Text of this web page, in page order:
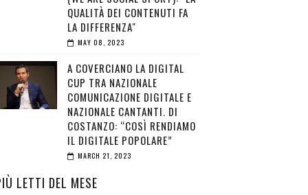
QUALITÀ DEI CONTENUTI FA
LA DIFFERENZA"
MAY 08, 2023
A COVERCIANO LA DIGITAL
CUP TRA NAZIONALE
COMUNICAZIONE DIGITALE E
NAZIONALE CANTANTI. DI
COSTANZO: “COSÌ RENDIAMO
IL DIGITALE POPOLARE”
MARCH 21, 2023
LETTI DEL MESE